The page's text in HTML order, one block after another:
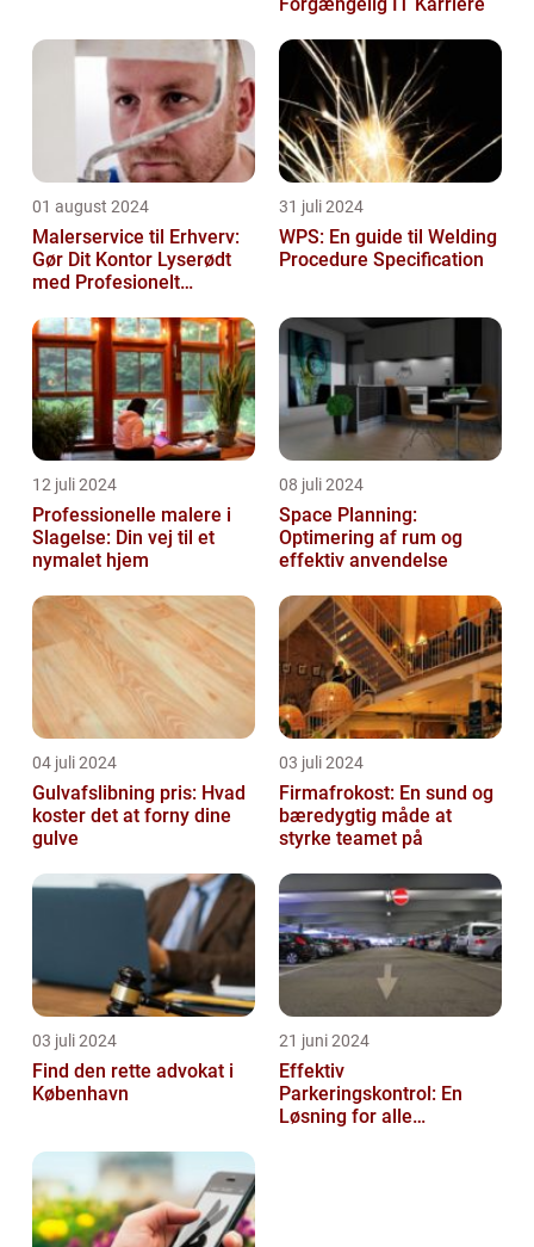
01 august 2024
Malerservice til Erhverv:
Gør Dit Kontor Lyserødt
med Profesionelt
31 juli 2024
WPS: En guide til Welding
Procedure Specification
12 juli 2024
Professionelle malere i
Slagelse: Din vej til et
nymalet hjem
08 juli 2024
Space Planning:
Optimering af rum og
effektiv anvendelse
04 juli 2024
Gulvafslibning pris: Hvad
koster det at forny dine
gulve
03 juli 2024
Firmafrokost: En sund og
bæredygtig måde at
styrke teamet på
03 juli 2024
Find den rette advokat i
København
21 juni 2024
Effektiv
Parkeringskontrol: En
Løsning for alle